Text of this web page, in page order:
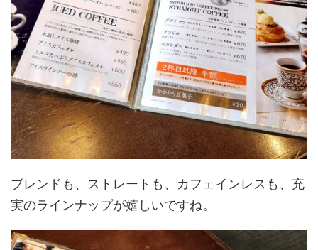
ブレンドも、ストレートも、カフェインレスも、充
実のラインナップが嬉しいですね。